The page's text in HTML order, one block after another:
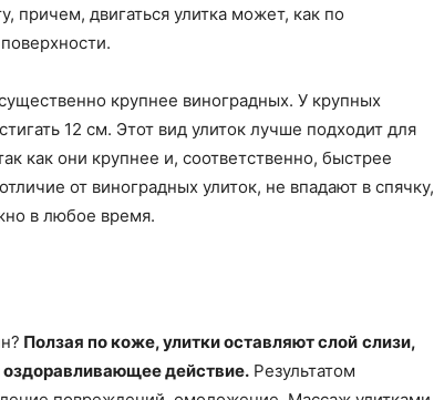
причем, двигаться улитка может, как по
крупнее виноградных. У крупных
12 см. Этот вид улиток лучше подходит для
как они крупнее и, соответственно, быстрее
от виноградных улиток, не впадают в спячку,
в любое время.
Ползая по коже, улитки оставляют слой слизи,
действие. Результатом